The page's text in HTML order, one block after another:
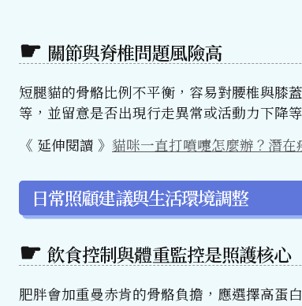
關節與脊椎問題風險高
短腿貓的骨骼比例不平衡，容易對腰椎與膝
等，並留意是否出現行走異常或活動力下降
《 延伸閱讀 》 貓咪一直打噴嚏怎麼辦？潛在
日常照顧建議與生活環境調整
飲食控制與體重監控是照護核心
肥胖會加重曼赤肯的骨骼負擔，應選擇高蛋